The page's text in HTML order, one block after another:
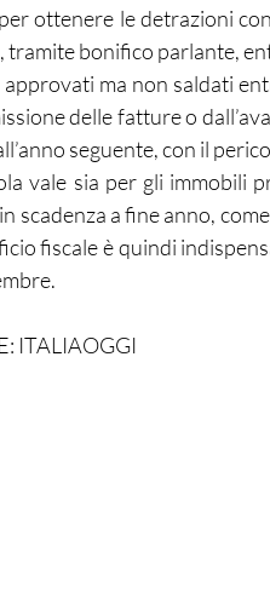
ottenere le detrazioni
tramite bonifico parlante,
approvati ma non saldati
delle fatture o
seguente, con il
vale sia per gli immobili
scadenza a fine anno,
fiscale è quindi
ITALIAOGGI